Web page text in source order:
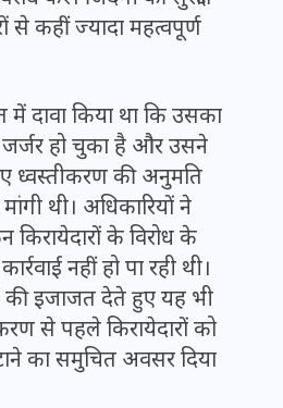
से कहीं ज्यादा महत्वपूर्ण
में दावा किया था कि उसका
हो चुका है और उसने
ध्वस्तीकरण की अनुमति
थी। अधिकारियों ने
के विरोध के
नहीं हो पा रही थी।
की इजाजत देते हुए यह भी
से पहले किरायेदारों को
का समुचित अवसर दिया